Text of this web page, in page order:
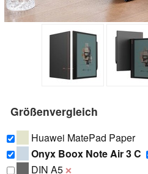
Größenvergleich
Huawei MatePad Paper
Onyx Boox Note Air 3 C
DIN A5 ❌